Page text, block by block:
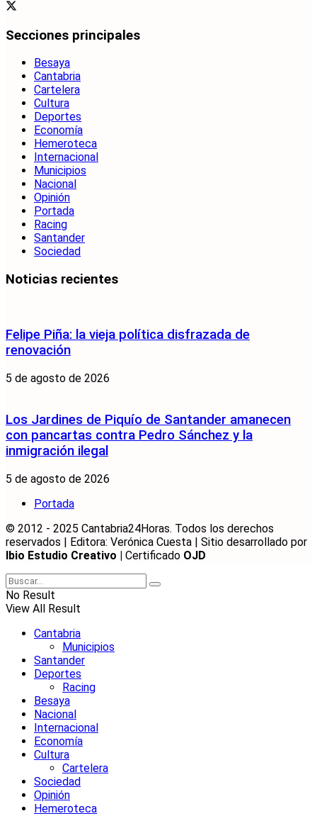
Secciones principales
Besaya
Cantabria
Cartelera
Cultura
Deportes
Economía
Hemeroteca
Internacional
Municipios
Nacional
Opinión
Portada
Racing
Santander
Sociedad
Noticias recientes
Felipe Piña: la vieja política disfrazada de
renovación
5 de agosto de 2026
Los Jardines de Piquío de Santander amanecen
con pancartas contra Pedro Sánchez y la
inmigración ilegal
5 de agosto de 2026
Portada
© 2012 - 2025 Cantabria24Horas. Todos los derechos
reservados | Editora: Verónica Cuesta | Sitio desarrollado por
Ibio Estudio Creativo | Certificado OJD
No Result
View All Result
Cantabria
Municipios
Santander
Deportes
Racing
Besaya
Nacional
Internacional
Economía
Cultura
Cartelera
Sociedad
Opinión
Hemeroteca